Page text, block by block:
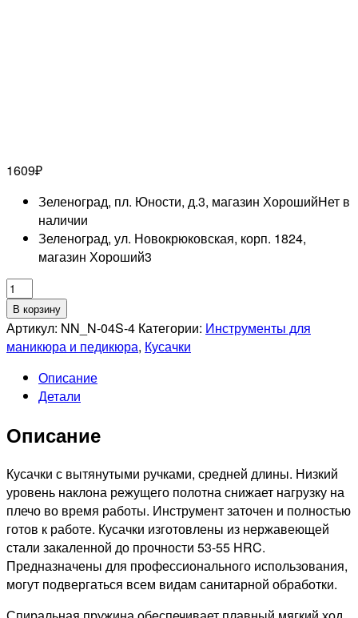
1609₽
Зеленоград, пл. Юности, д.3, магазин ХорошийНет в
наличии
Зеленоград, ул. Новокрюковская, корп. 1824,
магазин Хороший3
Количество
товара
NIPPON
NIPPERS
04S-
для
Лезвие
4мм.
Спиральная
пружина.
Матовые
В корзину
Артикул: NN_N-04S-4 Категории: Инструменты для
маникюра и педикюра, Кусачки
Описание
Детали
Описание
Кусачки с вытянутыми ручками, средней длины. Низкий
уровень наклона режущего полотна снижает нагрузку на
плечо во время работы. Инструмент заточен и полностью
готов к работе. Кусачки изготовлены из нержавеющей
стали закаленной до прочности 53-55 HRC.
Предназначены для профессионального использования,
могут подвергаться всем видам санитарной обработки.